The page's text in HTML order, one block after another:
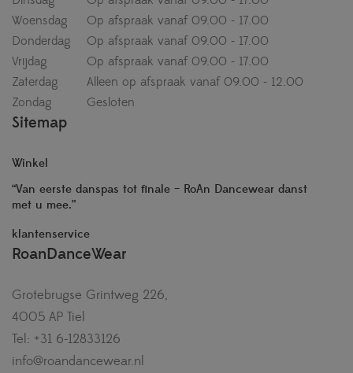
Woensdag
Op afspraak vanaf 09.00 - 17.00
Donderdag
Op afspraak vanaf 09.00 - 17.00
Vrijdag
Op afspraak vanaf 09.00 - 17.00
Zaterdag
Alleen op afspraak vanaf 09.00 - 12.00
Zondag
Gesloten
Sitemap
Winkel
“Van eerste danspas tot finale – RoAn Dancewear danst
met u mee.”
klantenservice
RoanDanceWear
Grotebrugse Grintweg 226,
4005 AP Tiel
Tel: +31 6-12833126
info@roandancewear.nl